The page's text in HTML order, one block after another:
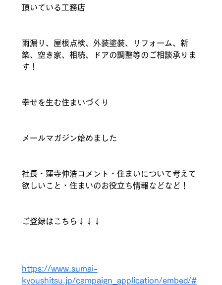
頂いている工務店
雨漏り、屋根点検、外装塗装、リフォーム、新
築、空き家、相続、ドアの調整等のご相談承りま
す！
幸せを生む住まいづくり
メールマガジン始めました
社長・窪寺伸浩コメント・住まいについて考えて
欲しいこと・住まいのお役立ち情報などなど！
ご登録はこちら↓↓↓
https://www.sumai-
kyoushitsu.jp/campaign_application/embed/#